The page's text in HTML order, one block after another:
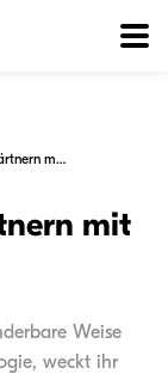
Ein Ratgeber zum Gärtnern mit Kindern
mit
Weise
weckt ihr